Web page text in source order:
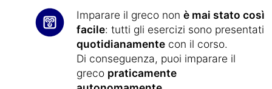
Imparare il greco non è mai stato così
facile: tutti gli esercizi sono presentati
quotidianamente con il corso.
Di conseguenza, puoi imparare il
greco praticamente